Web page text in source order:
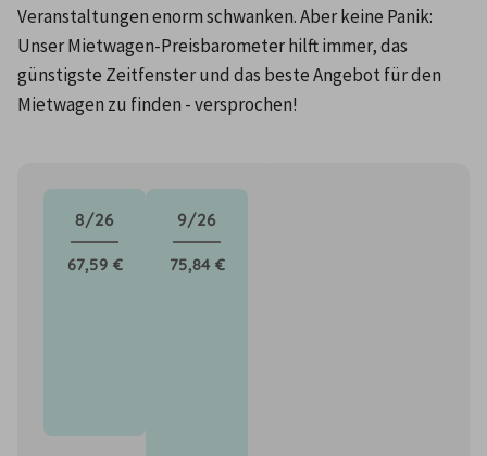
Veranstaltungen enorm schwanken. Aber keine Panik:
Unser Mietwagen-Preisbarometer hilft immer, das
günstigste Zeitfenster und das beste Angebot für den
Mietwagen zu finden - versprochen!
8/26
67,59 €
9/26
75,84 €